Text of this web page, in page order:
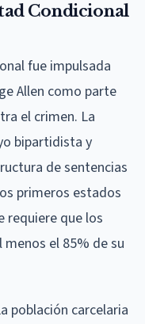
Condicional
fue impulsada
Allen como parte
el crimen. La
bipartidista y
de sentencias
primeros estados
requiere que los
el 85% de su
población carcelaria